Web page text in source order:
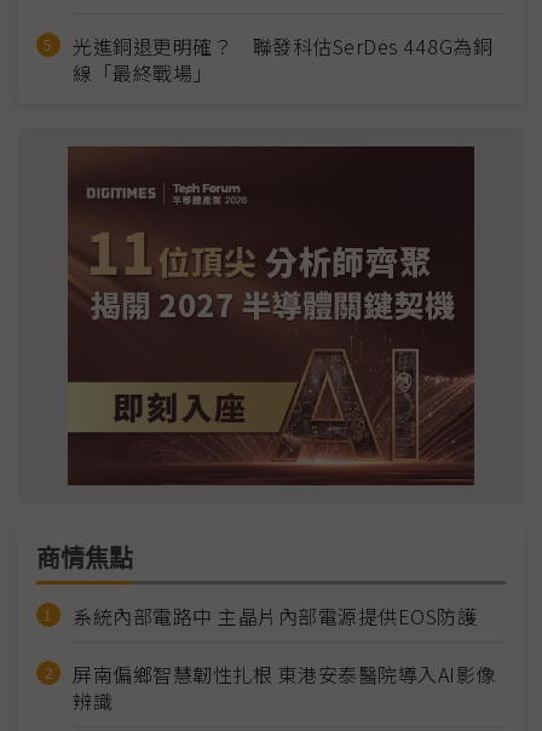
光進銅退更明確？ 聯發科估SerDes 448G為銅
線「最終戰場」
商情焦點
系統內部電路中 主晶片內部電源提供EOS防護
屏南偏鄉智慧韌性扎根 東港安泰醫院導入AI影像
辨識